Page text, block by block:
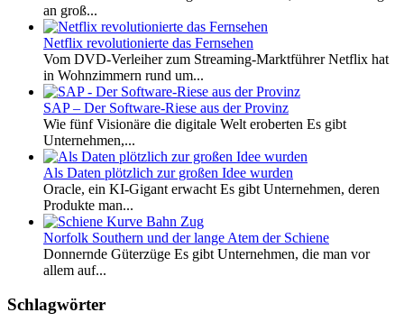
an groß...
Netflix revolutionierte das Fernsehen
Vom DVD-Verleiher zum Streaming-Marktführer Netflix hat
in Wohnzimmern rund um...
SAP – Der Software-Riese aus der Provinz
Wie fünf Visionäre die digitale Welt eroberten Es gibt
Unternehmen,...
Als Daten plötzlich zur großen Idee wurden
Oracle, ein KI-Gigant erwacht Es gibt Unternehmen, deren
Produkte man...
Norfolk Southern und der lange Atem der Schiene
Donnernde Güterzüge Es gibt Unternehmen, die man vor
allem auf...
Schlagwörter